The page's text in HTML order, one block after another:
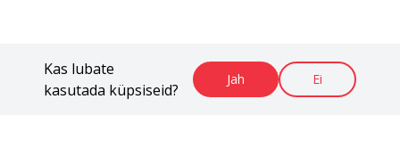
Kas lubate
kasutada küpsiseid?
Jah Ei